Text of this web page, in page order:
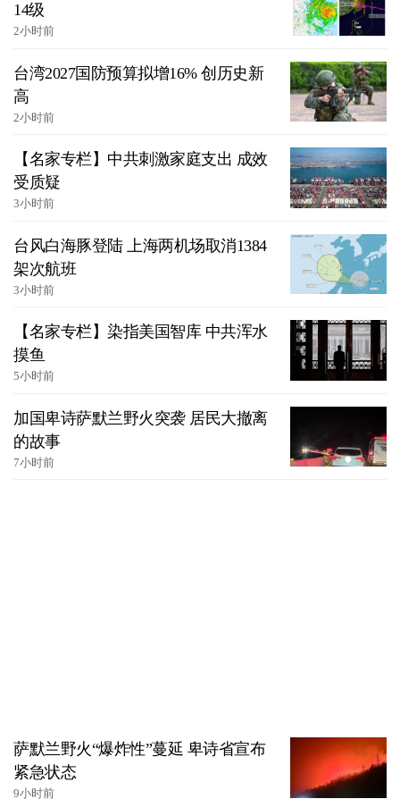
14级
2小时前
台湾2027国防预算拟增16% 创历史新
高
2小时前
【名家专栏】中共刺激家庭支出 成效
受质疑
3小时前
台风白海豚登陆 上海两机场取消1384
架次航班
3小时前
【名家专栏】染指美国智库 中共浑水
摸鱼
5小时前
加国卑诗萨默兰野火突袭 居民大撤离
的故事
7小时前
萨默兰野火“爆炸性”蔓延 卑诗省宣布
紧急状态
9小时前